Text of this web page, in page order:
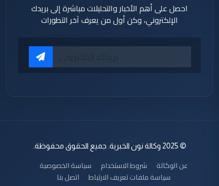
احصل على أهم الأخبار والتحليلات مباشرة إلى بريدك
الإلكتروني، وكن أول من يعرف آخر التطورات
© 2025 وكالة نون الخبرية. جميع الحقوق محفوظة.
عن الوكالة شروط الاستخدام
سياسة الخصوصية
سياسة ملفات تعريف الارتباط
اتصل بنا